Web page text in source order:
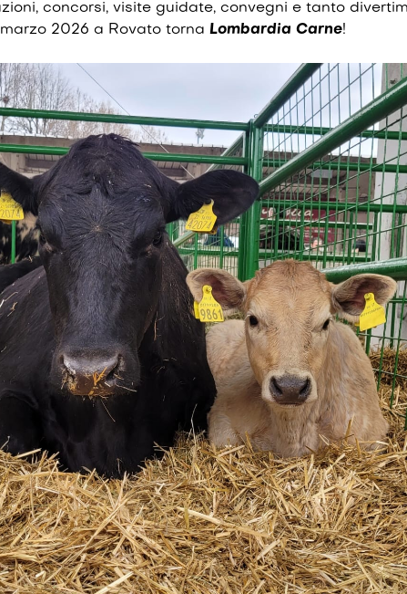
concorsi, visite guidate, convegni e tanto
2026 a Rovato torna Lombardia Carne!